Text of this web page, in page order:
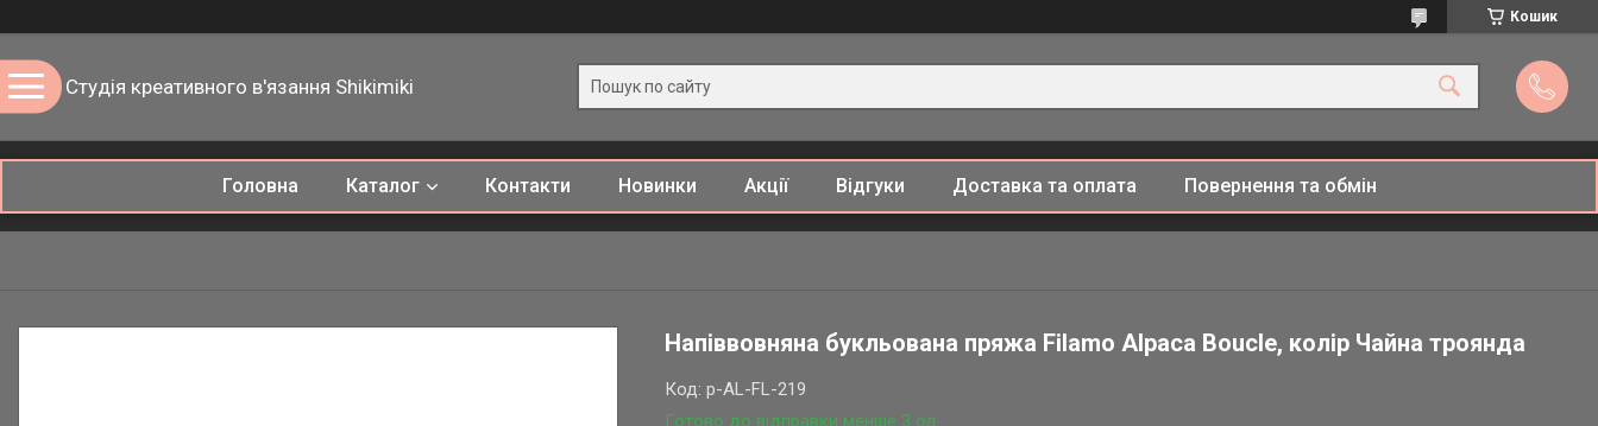
Кошик
Студія креативного в'язання Shikimiki
Головна Каталог Контакти Новинки Акції Відгуки Доставка та оплата Повернення та обмін
Напіввовняна букльована пряжа Filamo Alpaca Boucle, колір Чайна троянда
Готово до відправки менше 3 од.
Код:p-AL-FL-219